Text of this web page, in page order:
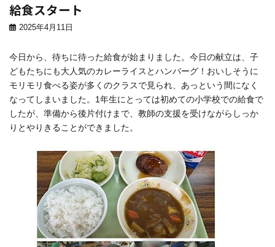
給食スタート
2025年4月11日
今日から、待ちに待った給食が始まりました。今日の献立は、子
どもたちにも大人気のカレーライスとハンバーグ！おいしそうに
モリモリ食べる姿が多くのクラスで見られ、あっという間になく
なってしまいました。1年生にとっては初めての小学校での給食で
したが、準備から後片付けまで、教師の支援を受けながらしっか
りとやりきることができました。